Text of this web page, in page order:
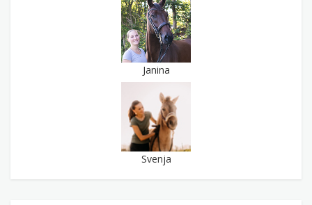
Janina
Svenja